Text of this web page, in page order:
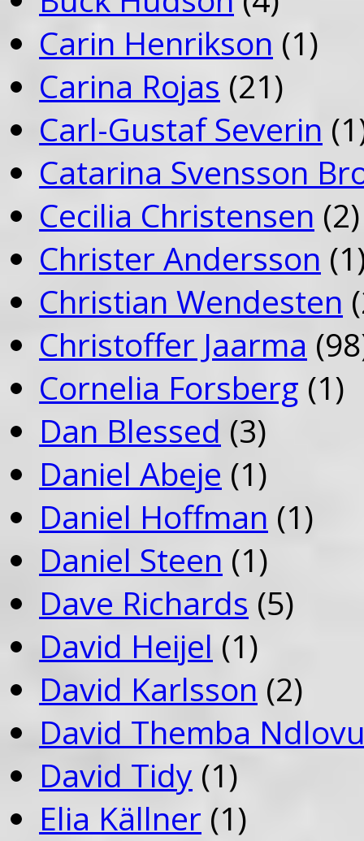
Carin Henrikson (1)
Carina Rojas (21)
Carl-Gustaf Severin
Catarina Svensson
Cecilia Christensen (2)
Christer Andersson
Christian Wendesten
Christoffer Jaarma
Cornelia Forsberg (1)
Dan Blessed (3)
Daniel Abeje (1)
Daniel Hoffman (1)
Daniel Steen (1)
Dave Richards (5)
David Heijel (1)
David Karlsson (2)
David Themba
David Tidy (1)
Elia Källner (1)